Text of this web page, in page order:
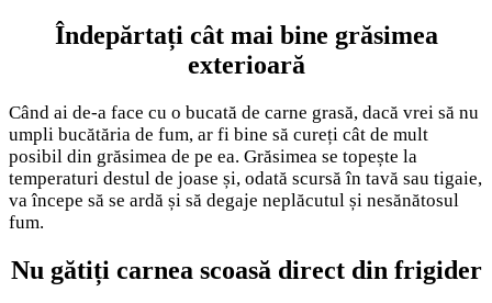
Îndepărtați cât mai bine grăsimea
exterioară
Când ai de-a face cu o bucată de carne grasă, dacă vrei să nu
umpli bucătăria de fum, ar fi bine să cureți cât de mult
posibil din grăsimea de pe ea. Grăsimea se topește la
temperaturi destul de joase și, odată scursă în tavă sau tigaie,
va începe să se ardă și să degaje neplăcutul și nesănătosul
fum.
Nu gătiți carnea scoasă direct din frigider